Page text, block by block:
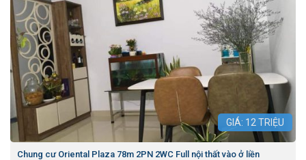
GIÁ: 12TRIỆU
Chung cư Oriental Plaza 78m 2PN 2WC Full nội thất vào ở liền